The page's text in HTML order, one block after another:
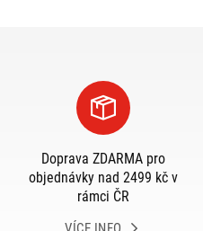
Doprava ZDARMA pro
objednávky nad 2499 kč v
rámci ČR